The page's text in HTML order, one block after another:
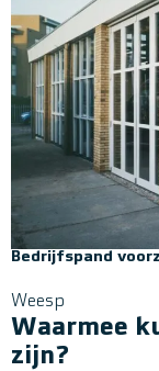
Bedrijfspand
Weesp
Waarmee
zijn?